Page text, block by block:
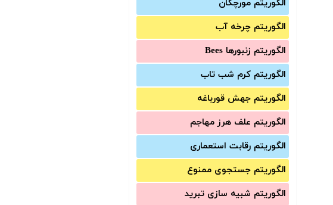
الگوریتم مورچگان
الگوریتم چرخه آب
الگوریتم زنبورها Bees
الگوریتم کرم شب تاب
الگوریتم جهش قورباغه
الگوریتم علف هرز مهاجم
الگوریتم رقابت استعماری
الگوریتم جستجوی ممنوع
الگوریتم شبیه سازی تبرید